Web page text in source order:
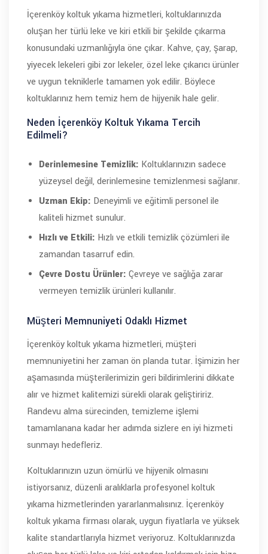
İçerenköy koltuk yıkama hizmetleri, koltuklarınızda
oluşan her türlü leke ve kiri etkili bir şekilde çıkarma
konusundaki uzmanlığıyla öne çıkar. Kahve, çay, şarap,
yiyecek lekeleri gibi zor lekeler, özel leke çıkarıcı ürünler
ve uygun tekniklerle tamamen yok edilir. Böylece
koltuklarınız hem temiz hem de hijyenik hale gelir.
Neden İçerenköy Koltuk Yıkama Tercih
Edilmeli?
Derinlemesine Temizlik: Koltuklarınızın sadece
yüzeysel değil, derinlemesine temizlenmesi sağlanır.
Uzman Ekip: Deneyimli ve eğitimli personel ile
kaliteli hizmet sunulur.
Hızlı ve Etkili: Hızlı ve etkili temizlik çözümleri ile
zamandan tasarruf edin.
Çevre Dostu Ürünler: Çevreye ve sağlığa zarar
vermeyen temizlik ürünleri kullanılır.
Müşteri Memnuniyeti Odaklı Hizmet
İçerenköy koltuk yıkama hizmetleri, müşteri
memnuniyetini her zaman ön planda tutar. İşimizin her
aşamasında müşterilerimizin geri bildirimlerini dikkate
alır ve hizmet kalitemizi sürekli olarak geliştiririz.
Randevu alma sürecinden, temizleme işlemi
tamamlanana kadar her adımda sizlere en iyi hizmeti
sunmayı hedefleriz.
Koltuklarınızın uzun ömürlü ve hijyenik olmasını
istiyorsanız, düzenli aralıklarla profesyonel koltuk
yıkama hizmetlerinden yararlanmalısınız. İçerenköy
koltuk yıkama firması olarak, uygun fiyatlarla ve yüksek
kalite standartlarıyla hizmet veriyoruz. Koltuklarınızda